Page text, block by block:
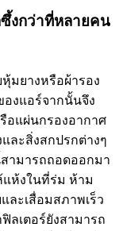
ซึ้งกว่าที่หลายคน
มยางหรือผ้ารอง
งแอร์จากนั้นจึง
อแผ่นกรองอากาศ
ละสิ่งสกปรกต่างๆ
สามารถถอดออกมา
ห้งในที่ร่ม ห้าม
ละเสื่อมสภาพเร็ว
ลเตอร์ยังสามารถ